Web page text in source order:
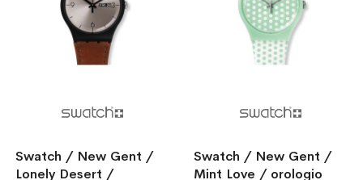
Swatch / New Gent /
Lonely Desert /
Swatch / New Gent /
Mint Love / orologio